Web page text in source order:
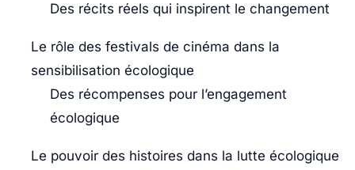
Des récits réels qui inspirent le changement
Le rôle des festivals de cinéma dans la
sensibilisation écologique
Des récompenses pour l’engagement
écologique
Le pouvoir des histoires dans la lutte écologique